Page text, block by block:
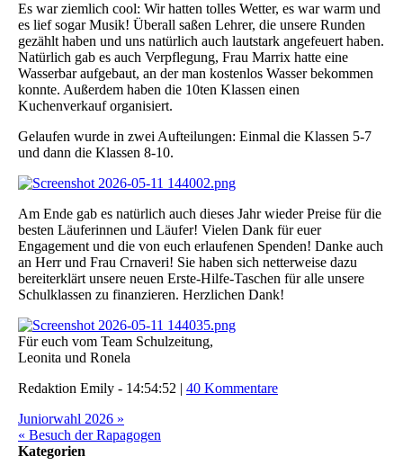
Es war ziemlich cool: Wir hatten tolles Wetter, es war warm und
es lief sogar Musik! Überall saßen Lehrer, die unsere Runden
gezählt haben und uns natürlich auch lautstark angefeuert haben.
Natürlich gab es auch Verpflegung, Frau Marrix hatte eine
Wasserbar aufgebaut, an der man kostenlos Wasser bekommen
konnte. Außerdem haben die 10ten Klassen einen
Kuchenverkauf organisiert.
Gelaufen wurde in zwei Aufteilungen: Einmal die Klassen 5-7
und dann die Klassen 8-10.
Am Ende gab es natürlich auch dieses Jahr wieder Preise für die
besten Läuferinnen und Läufer! Vielen Dank für euer
Engagement und die von euch erlaufenen Spenden! Danke auch
an Herr und Frau Crnaveri! Sie haben sich netterweise dazu
bereiterklärt unsere neuen Erste-Hilfe-Taschen für alle unsere
Schulklassen zu finanzieren. Herzlichen Dank!
Für euch vom Team Schulzeitung,
Leonita und Ronela
Redaktion Emily - 14:54:52 | 40 Kommentare
Juniorwahl 2026 »
« Besuch der Rapagogen
Kategorien